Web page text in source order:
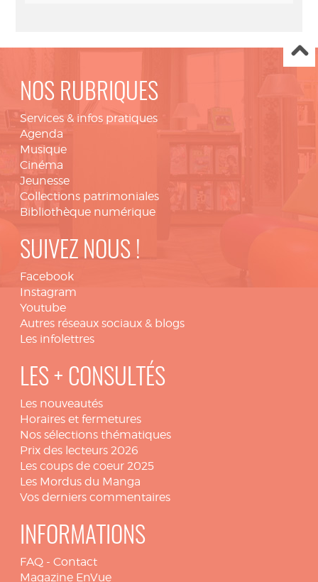
NOS RUBRIQUES
Services & infos pratiques
Agenda
Musique
Cinéma
Jeunesse
Collections patrimoniales
Bibliothèque numérique
SUIVEZ NOUS !
Facebook
Instagram
Youtube
Autres réseaux sociaux & blogs
Les infolettres
LES + CONSULTÉS
Les nouveautés
Horaires et fermetures
Nos sélections thématiques
Prix des lecteurs 2026
Les coups de coeur 2025
Les Mordus du Manga
Vos derniers commentaires
INFORMATIONS
FAQ - Contact
Magazine EnVue